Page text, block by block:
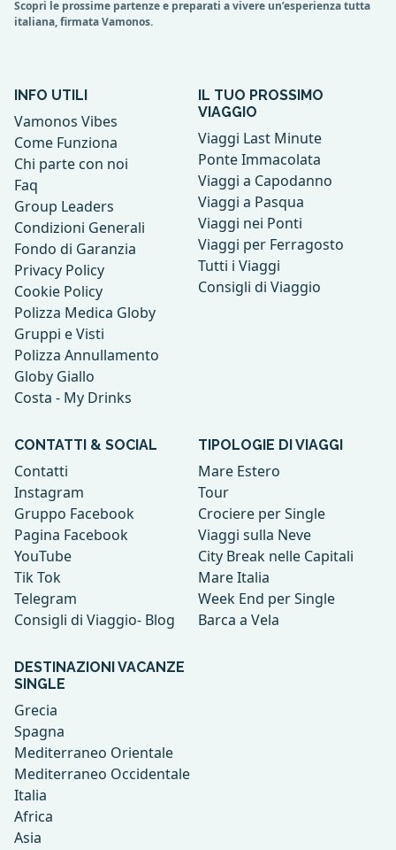
Scopri le prossime partenze e preparati a vivere un’esperienza tutta
italiana, firmata Vamonos.
INFO UTILI
Vamonos Vibes
Come Funziona
Chi parte con noi
Faq
Group Leaders
Condizioni Generali
Fondo di Garanzia
Privacy Policy
Cookie Policy
Polizza Medica Globy
Gruppi e Visti
Polizza Annullamento
Globy Giallo
Costa - My Drinks
IL TUO PROSSIMO
VIAGGIO
Viaggi Last Minute
Ponte Immacolata
Viaggi a Capodanno
Viaggi a Pasqua
Viaggi nei Ponti
Viaggi per Ferragosto
Tutti i Viaggi
Consigli di Viaggio
CONTATTI & SOCIAL
Contatti
Instagram
Gruppo Facebook
Pagina Facebook
YouTube
Tik Tok
Telegram
Consigli di Viaggio- Blog
TIPOLOGIE DI VIAGGI
Mare Estero
Tour
Crociere per Single
Viaggi sulla Neve
City Break nelle Capitali
Mare Italia
Week End per Single
Barca a Vela
DESTINAZIONI VACANZE
SINGLE
Grecia
Spagna
Mediterraneo Orientale
Mediterraneo Occidentale
Italia
Africa
Asia